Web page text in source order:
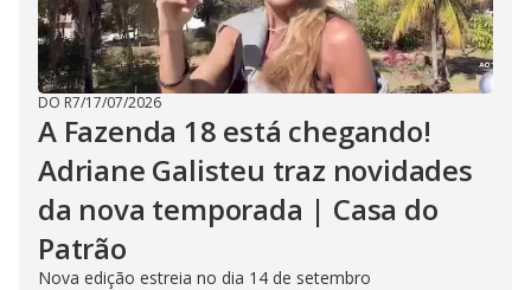
DO R7/17/07/2026
A Fazenda 18 está chegando!
Adriane Galisteu traz novidades
da nova temporada | Casa do
Patrão
Nova edição estreia no dia 14 de setembro